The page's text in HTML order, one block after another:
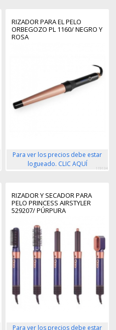
RIZADOR PARA EL PELO
ORBEGOZO PL 1160/ NEGRO Y
ROSA
Para ver los precios debe estar
logueado. CLIC AQUÍ
119134
RIZADOR Y SECADOR PARA
PELO PRINCESS AIRSTYLER
529207/ PÚRPURA
Para ver los precios debe estar